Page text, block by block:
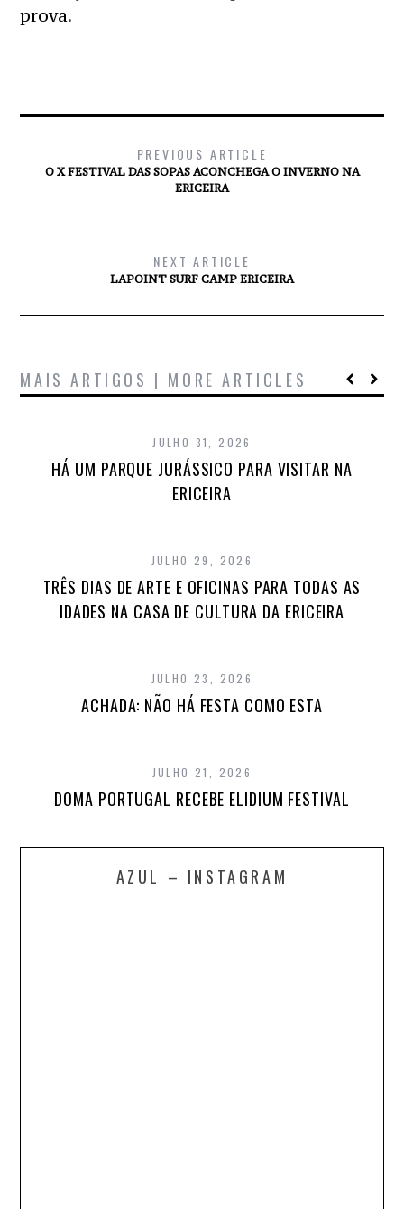
prova.
PREVIOUS ARTICLE
O X FESTIVAL DAS SOPAS ACONCHEGA O INVERNO NA
ERICEIRA
NEXT ARTICLE
LAPOINT SURF CAMP ERICEIRA
MAIS ARTIGOS | MORE ARTICLES
JULHO 31, 2026
HÁ UM PARQUE JURÁSSICO PARA VISITAR NA
ERICEIRA
JULHO 29, 2026
TRÊS DIAS DE ARTE E OFICINAS PARA TODAS AS
IDADES NA CASA DE CULTURA DA ERICEIRA
JULHO 23, 2026
ACHADA: NÃO HÁ FESTA COMO ESTA
JULHO 21, 2026
DOMA PORTUGAL RECEBE ELIDIUM FESTIVAL
AZUL – INSTAGRAM